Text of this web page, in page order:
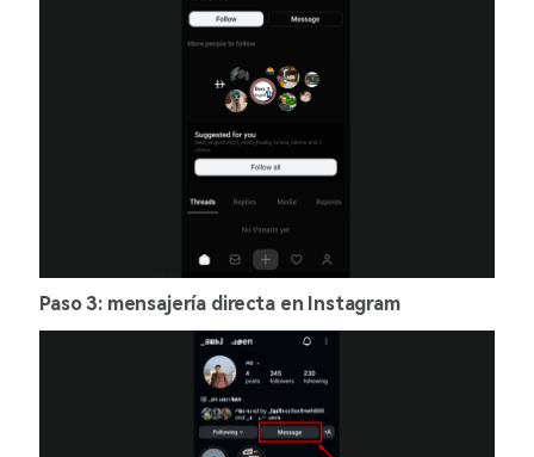
Paso 3: mensajería directa en Instagram